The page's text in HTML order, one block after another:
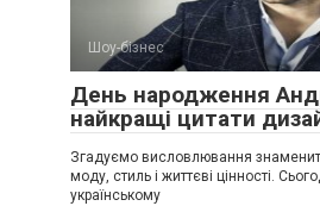
Шоу-бізнес
День народження
найкращі цитати
Згадуємо висловлювання
моду, стиль і життєві цінності.
українському